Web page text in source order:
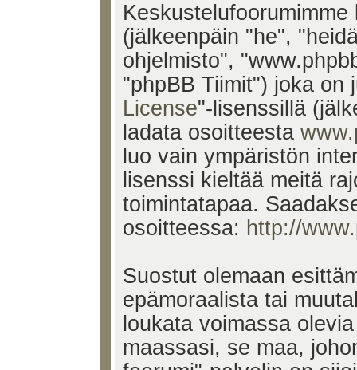
(jälkeenpäin "he",
ohjelmisto",
"phpBB Tiimit") joka on
License"-lisenssillä
ladata osoitteesta
luo vain ympäristön
lisenssi kieltää meitä
toimintatapaa.
osoitteessa: http://
Suostut olemaan
epämoraalista tai
loukata voimassa
maassasi, se maa,